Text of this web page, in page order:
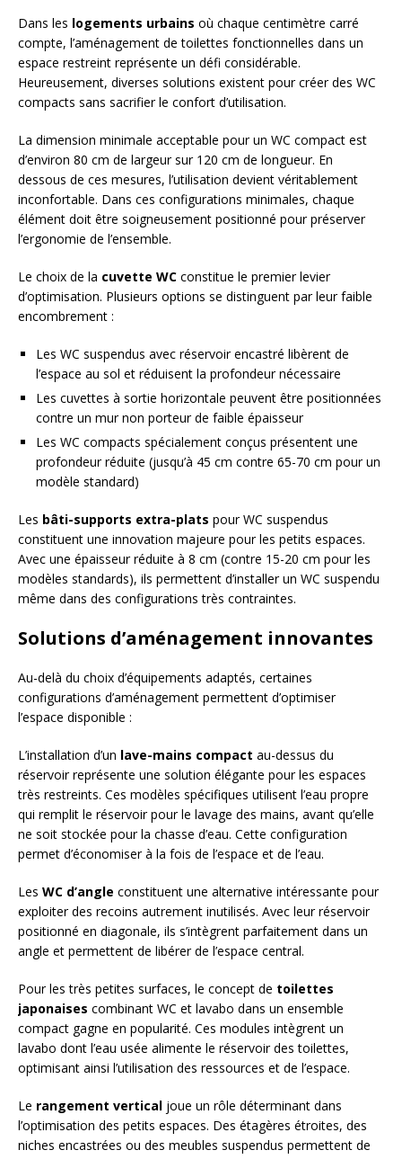
Dans les logements urbains où chaque centimètre carré
compte, l’aménagement de toilettes fonctionnelles dans un
espace restreint représente un défi considérable.
Heureusement, diverses solutions existent pour créer des WC
compacts sans sacrifier le confort d’utilisation.
La dimension minimale acceptable pour un WC compact est
d’environ 80 cm de largeur sur 120 cm de longueur. En
dessous de ces mesures, l’utilisation devient véritablement
inconfortable. Dans ces configurations minimales, chaque
élément doit être soigneusement positionné pour préserver
l’ergonomie de l’ensemble.
Le choix de la cuvette WC constitue le premier levier
d’optimisation. Plusieurs options se distinguent par leur faible
encombrement :
Les WC suspendus avec réservoir encastré libèrent de
l’espace au sol et réduisent la profondeur nécessaire
Les cuvettes à sortie horizontale peuvent être positionnées
contre un mur non porteur de faible épaisseur
Les WC compacts spécialement conçus présentent une
profondeur réduite (jusqu’à 45 cm contre 65-70 cm pour un
modèle standard)
Les bâti-supports extra-plats pour WC suspendus
constituent une innovation majeure pour les petits espaces.
Avec une épaisseur réduite à 8 cm (contre 15-20 cm pour les
modèles standards), ils permettent d’installer un WC suspendu
même dans des configurations très contraintes.
Solutions d’aménagement innovantes
Au-delà du choix d’équipements adaptés, certaines
configurations d’aménagement permettent d’optimiser
l’espace disponible :
L’installation d’un lave-mains compact au-dessus du
réservoir représente une solution élégante pour les espaces
très restreints. Ces modèles spécifiques utilisent l’eau propre
qui remplit le réservoir pour le lavage des mains, avant qu’elle
ne soit stockée pour la chasse d’eau. Cette configuration
permet d’économiser à la fois de l’espace et de l’eau.
Les WC d’angle constituent une alternative intéressante pour
exploiter des recoins autrement inutilisés. Avec leur réservoir
positionné en diagonale, ils s’intègrent parfaitement dans un
angle et permettent de libérer de l’espace central.
Pour les très petites surfaces, le concept de toilettes
japonaises combinant WC et lavabo dans un ensemble
compact gagne en popularité. Ces modules intègrent un
lavabo dont l’eau usée alimente le réservoir des toilettes,
optimisant ainsi l’utilisation des ressources et de l’espace.
Le rangement vertical joue un rôle déterminant dans
l’optimisation des petits espaces. Des étagères étroites, des
niches encastrées ou des meubles suspendus permettent de